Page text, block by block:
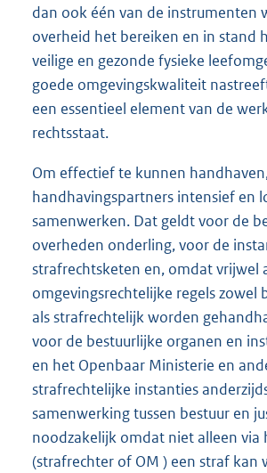
dan ook één van de instrumenten
overheid het bereiken en in stand
veilige en gezonde fysieke
goede omgevingskwaliteit
een essentieel element van de
rechtsstaat.
Om effectief te kunnen
handhavingspartners intensief en
samenwerken. Dat geldt voor de
overheden onderling, voor de
strafrechtsketen en, omdat vrijwel
omgevingsrechtelijke regels zowel
als strafrechtelijk worden
voor de bestuurlijke organen en
en het Openbaar Ministerie en
strafrechtelijke instanties
samenwerking tussen bestuur en
noodzakelijk omdat niet alleen via
(strafrechter of OM ) een straf kan